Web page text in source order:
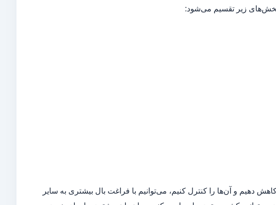
بخش‌های زیر تقسیم می‌شود:
دهیم و آن‌ها را کنترل کنیم، می‌توانیم با فراغت بال بیشتری به سایر